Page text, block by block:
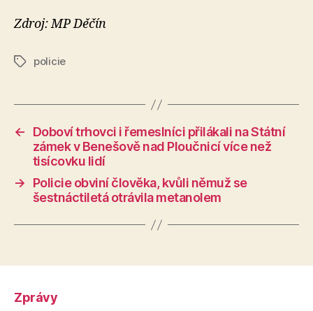
Zdroj: MP Děčín
Štítkypolicie
←
Doboví trhovci i řemeslníci přilákali na Státní
zámek v Benešově nad Ploučnicí více než
tisícovku lidí
→
Policie obviní člověka, kvůli němuž se
šestnáctiletá otrávila metanolem
Zprávy